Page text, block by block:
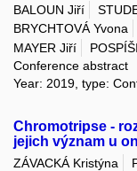
BALOUN Jiří
BRYCHTOVÁ Yvona
MAYER Jiří
Conference abstract
Year: 2019, type:
Chromotripse -
jejich význam u
ZÁVACKÁ Kristýna